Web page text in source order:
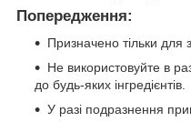
Попередження:
Призначено тільки для
Не використовуйте в
до будь-яких інгредієнтів.
У разі подразнення